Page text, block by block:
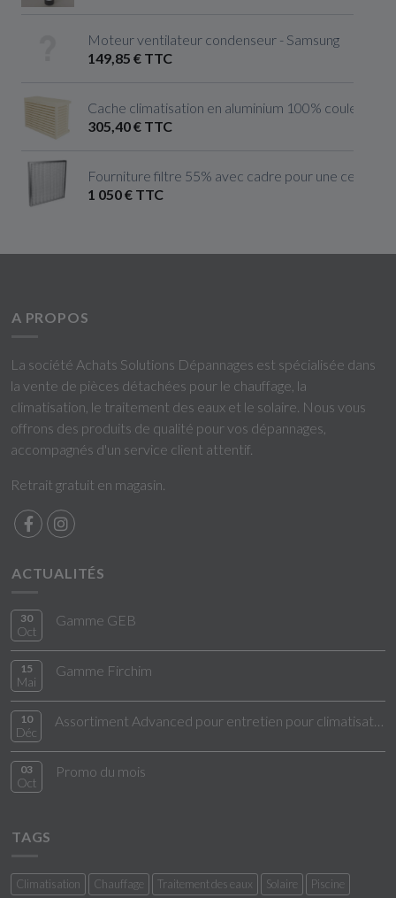
Moteur ventilateur condenseur - Samsung
149,85 € TTC
Cache climatisation en aluminium 100% couleur
305,40 € TTC
Fourniture filtre 55% avec cadre pour une
1 050 € TTC
A PROPOS
La société Achats Solutions Dépannages est spécialisée dans
la vente de pièces détachées pour le chauffage, la
climatisation, le traitement des eaux et le solaire. Nous vous
offrons des produits de qualité pour vos dépannages,
accompagnés d'un service client attentif.
Retrait gratuit en magasin.
ACTUALITÉS
30
Oct
Gamme GEB
15
Mai
Gamme Firchim
10
Déc
03
Oct
Promo du mois
TAGS
Climatisation Chauffage Traitement des eaux Solaire
Piscine